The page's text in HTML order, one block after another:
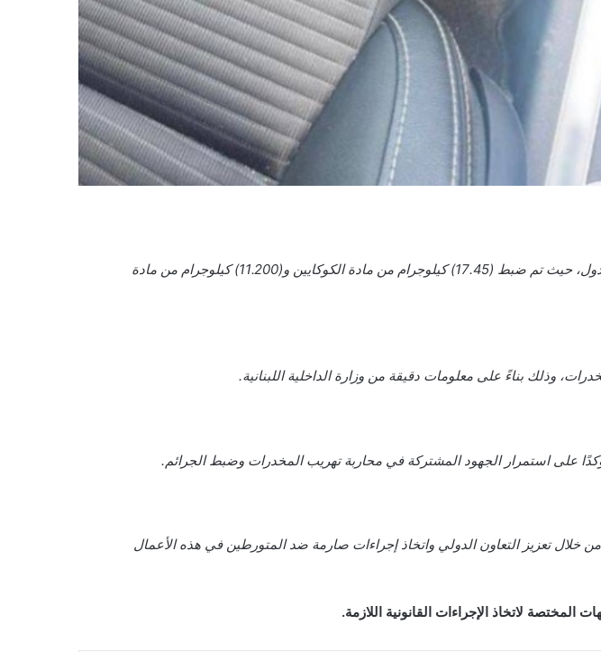
تمكنت السلطات اللبنانية من إحباط محاولة تهريب كميات كبيرة من المخدرات قادمة من إحدى الدول، حيث تم ضبط (17.45) كيلوجرام من مادة الكوكايين و(11.200) كيلوجرام من مادة
وذلك بناءً على معلومات دقيقة من وزارة الداخلية اللبنانية.
على استمرار الجهود المشتركة في محاربة تهريب المخدرات وضبط الجرائم.
تعزيز التعاون الدولي واتخاذ إجراءات صارمة ضد المتورطين في هذه الأعمال
لاتخاذ الإجراءات القانونية اللازمة.